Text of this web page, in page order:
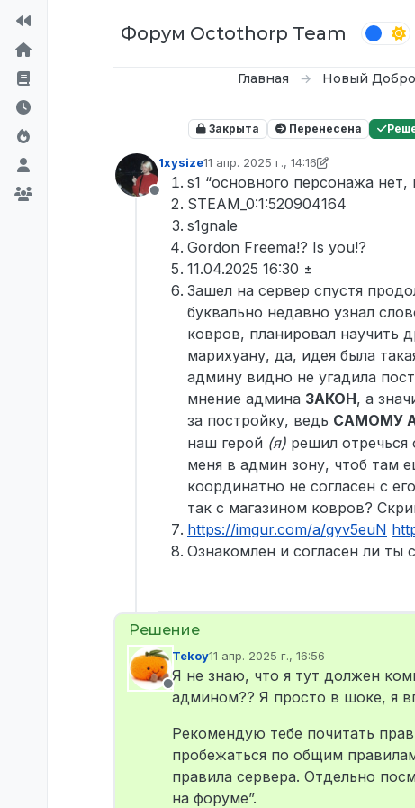
Форум Octothorp Team
Главная Новый
Закрыта Перенесена
Не в сети
1xysize11 апр. 2025 г., 14:16
отредактировано Tekoy
s1 “основного персонажа
STEAM_0:1:520904164
s1gnale
Gordon Freema!? Is you!?
11.04.2025 16:30 ±
Зашел на сервер спустя
буквально недавно узнал
ковров, планировал научить
марихуану, да, идея была
админу видно не угадила
мнение админа ЗАКОН, а
за постройку, ведь САМОМУ
наш герой (я) решил
меня в админ зону, чтоб там
координатно не согласен с
так с магазином ковров?
https://imgur.com/a/gyv5euN
Ознакомлен и согласен ли ты
Не в сети
Tekoy11 апр. 2025 г., 16:56
отредактировано
Я не знаю, что я тут должен
админом?? Я просто в шоке, я
Рекомендую тебе почитать
пробежаться по общим
правила сервера. Отдельно
на форуме”.